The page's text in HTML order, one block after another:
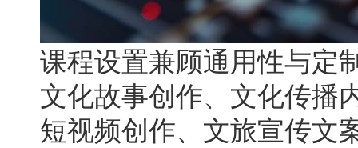
课程设置兼顾通用性与定
文化故事创作、文化传播
短视频创作、文旅宣传文